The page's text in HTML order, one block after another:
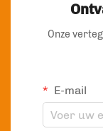
Onze
E-mail